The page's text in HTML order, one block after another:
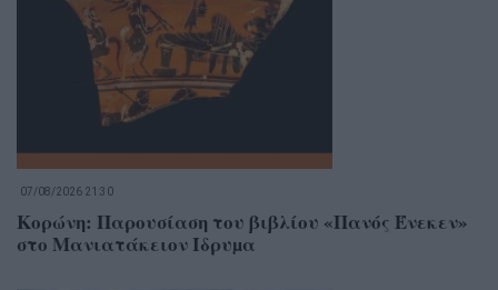
07/08/2026 21:30
Κορώνη: Παρουσίαση του βιβλίου «Πανός Ένεκεν»
στο Μανιατάκειον Ίδρυµα